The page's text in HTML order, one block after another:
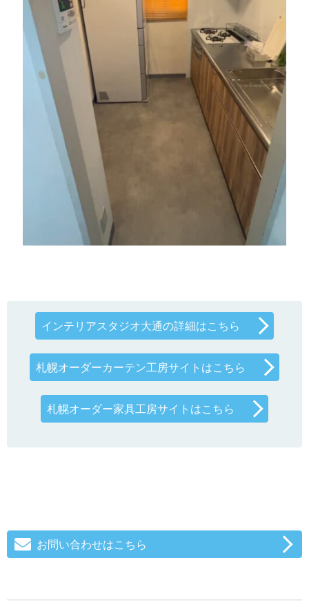
インテリアスタジオ大通の詳細はこちら
札幌オーダーカーテン工房サイトはこちら
札幌オーダー家具工房サイトはこちら
お問い合わせはこちら